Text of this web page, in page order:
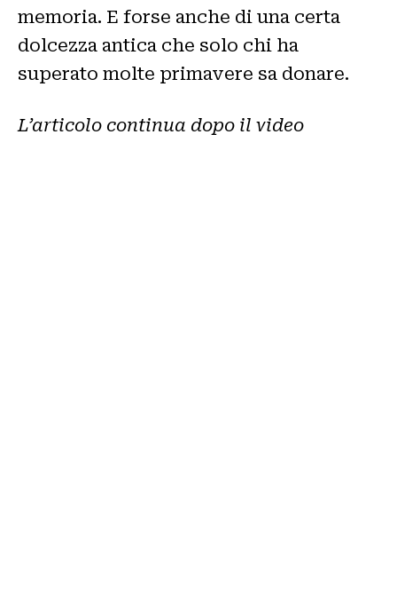
memoria. E forse anche di una certa
dolcezza antica che solo chi ha
superato molte primavere sa donare.
L’articolo continua dopo il video